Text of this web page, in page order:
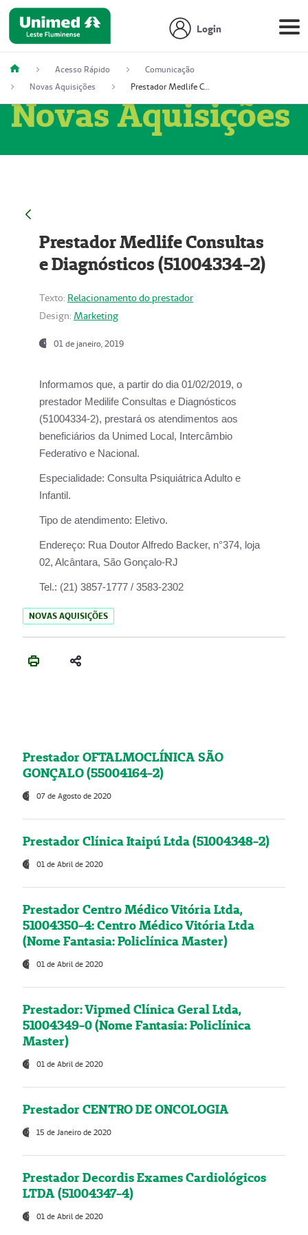
Login
Acesso Rápido
Comunicação
Novas Aquisições
Prestador Medlife Consultas e Diagnósticos (51004334-2)
Novas Aquisições
Prestador Medlife Consultas
e Diagnósticos (51004334-2)
Texto: Relacionamento do prestador
Design: Marketing
01 de janeiro, 2019
Informamos que, a partir do dia 01/02/2019, o
prestador Medilife Consultas e Diagnósticos
(51004334-2), prestará os atendimentos aos
beneficiários da Unimed Local, Intercâmbio
Federativo e Nacional.
Especialidade: Consulta Psiquiátrica Adulto e
Infantil.
Tipo de atendimento: Eletivo.
Endereço: Rua Doutor Alfredo Backer, n°374, loja
02, Alcântara, São Gonçalo-RJ
Tel.: (21) 3857-1777 / 3583-2302
NOVAS AQUISIÇÕES
Prestador OFTALMOCLÍNICA SÃO
GONÇALO (55004164-2)
07 de Agosto de 2020
Prestador Clínica Itaipú Ltda (51004348-2)
01 de Abril de 2020
Prestador Centro Médico Vitória Ltda,
51004350-4: Centro Médico Vitória Ltda
(Nome Fantasia: Policlínica Master)
01 de Abril de 2020
Prestador: Vipmed Clínica Geral Ltda,
51004349-0 (Nome Fantasia: Policlínica
Master)
01 de Abril de 2020
Prestador CENTRO DE ONCOLOGIA
15 de Janeiro de 2020
Prestador Decordis Exames Cardiológicos
LTDA (51004347-4)
01 de Abril de 2020